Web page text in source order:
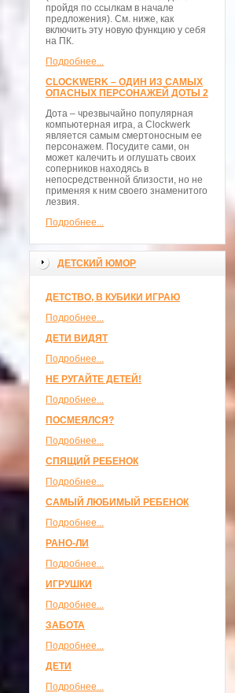
пройдя по ссылкам в начале
предложения). См. ниже, как
включить эту новую функцию у себя
на ПК.
Подробнее...
CLOCKWERK – ОДИН ИЗ САМЫХ
ОПАСНЫХ ПЕРСОНАЖЕЙ ДОТЫ 2
Дота – чрезвычайно популярная
компьютерная игра, а Clockwerk
является самым смертоносным ее
персонажем. Посудите сами, он
может калечить и оглушать своих
соперников находясь в
непосредственной близости, но не
применяя к ним своего знаменитого
лезвия.
Подробнее...
ДЕТСКИЙ ЮМОР
ДЕТСТВО, В КУБИКИ ИГРАЮ
Подробнее...
ДЕТИ ВИДЯТ
Подробнее...
НЕ РУГАЙТЕ ДЕТЕЙ!
Подробнее...
ПОСМЕЯЛСЯ?
Подробнее...
СПЯЩИЙ РЕБЕНОК
Подробнее...
САМЫЙ ЛЮБИМЫЙ РЕБЕНОК
Подробнее...
РАНО-ЛИ
Подробнее...
ИГРУШКИ
Подробнее...
ЗАБОТА
Подробнее...
ДЕТИ
Подробнее...